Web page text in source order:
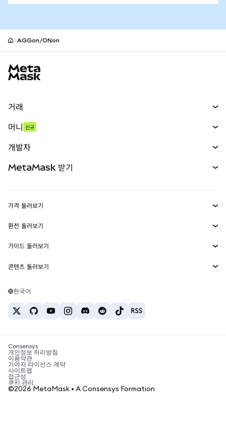
AGGon/ONon
거래
무기한 선물
실물자산
머니 신규
개발자
MetaMask Connect
Snaps
웹3 서비스
MetaMask 받기
보안
고객 지원
채용
가격 둘러보기
이더리움 가격
솔라나 가격
테더 가격
환전 둘러보기
ETH를 USD로 환전
USDT를 INR로 환전
BTC를 INR로 환전
ETH를 USDT로 환전
가이드 둘러보기
ETH 매수
USDT 매수
SHIB 매수
BNB 매수
콘텐츠 둘러보기
솔라나 지갑
암호화폐 세금 뉴스
암호화폐 매수 방법
비트코인 매도 방법
한국어
Consensys
개인정보 처리방침
이용약관
기여자 라이선스 계약
사이트맵
접근성
쿠키 관리
©2026 MetaMask • A Consensys Formation